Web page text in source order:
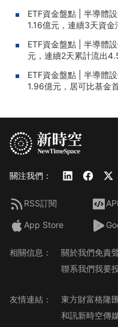
ETF資金盤點 | 半導體
1.16億元，連續3天資
ETF資金盤點 | 半導體
元，連續2天累計流出
ETF資金盤點 | 半導體
1.96億元，居可比基金
關注我們：
RSS訂閱
App Store
相關信息： 關於我們免責
聯系我們我要
友情連結： 東方財富格隆
和訊新時空傳